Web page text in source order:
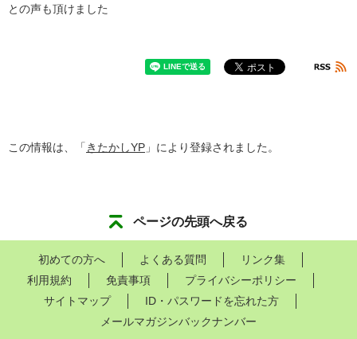
との声も頂けま した
この情報は、「 きたかしYP 」により登録されました。
ページの先頭へ戻る
初めての方へ よくある質問
リンク集
利用規約
免責事項
プライバシーポリシー
サイトマップ
ID・パスワードを忘れた方
メールマガジンバックナンバー